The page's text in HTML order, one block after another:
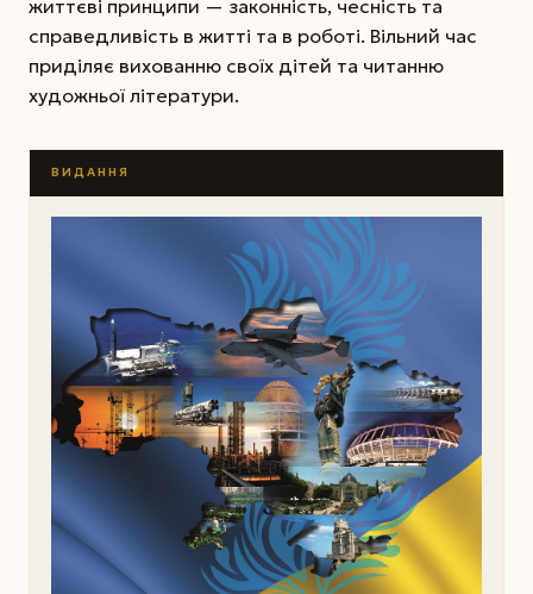
життєві принципи — законність, чесність та
справедливість в житті та в роботі. Вільний час
приділяє вихованню своїх дітей та читанню
художньої літератури.
ВИДАННЯ